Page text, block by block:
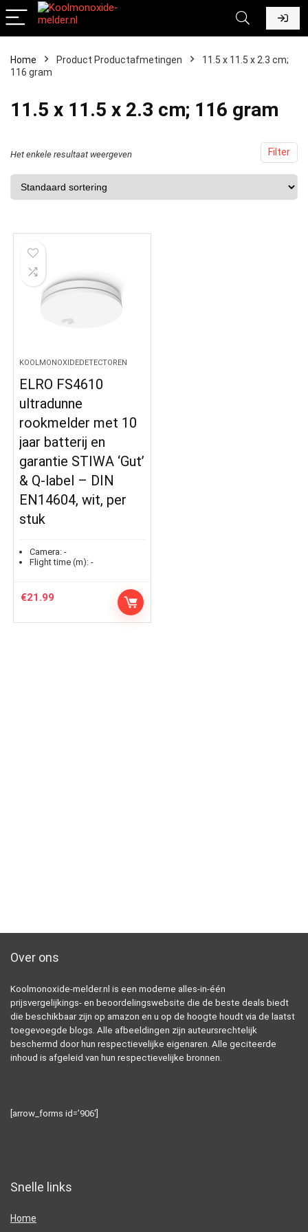
Home Product Productafmetingen
‎11.5 x 11.5 x 2.3 cm;
116 gram
‎11.5 x 11.5 x 2.3 cm; 116 gram
Filter
Het enkele resultaat weergeven
KOOLMONOXIDEDETECTOREN
ELRO FS4610
ultradunne
rookmelder met 10
jaar batterij en
garantie STIWA ‘Gut’
& Q-label – DIN
EN14604, wit, per
stuk
Camera: -
Flight time (m): -
€21.99
Over ons
Koolmonoxide-melder.nl is een moderne alles-in-één
prijsvergelijkings- en beoordelingswebsite die de beste deals biedt
die beschikbaar zijn op amazon en u op de hoogte houdt via de laatst
toegevoegde blogs. Alle afbeeldingen zijn auteursrechtelijk
beschermd door hun respectievelijke eigenaren. Alle geciteerde
inhoud is afgeleid van hun respectievelijke bronnen.
[arrow_forms id=’906′]
Snelle links
Home